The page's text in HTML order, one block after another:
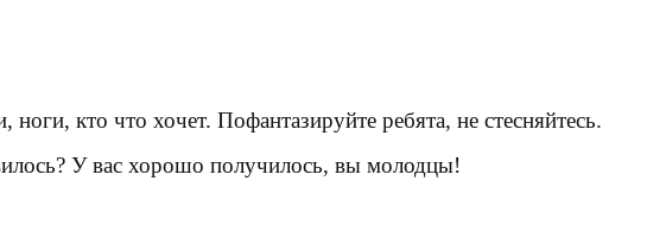
кто что хочет. Пофантазируйте ребята, не стесняйтесь.
У вас хорошо получилось, вы молодцы!